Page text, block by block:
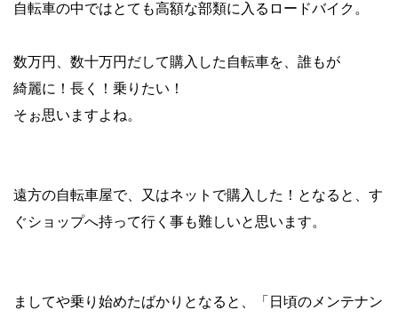
自転車の中ではとても高額な部類に入るロードバイク。
数万円、数十万円だして購入した自転車を、誰もが
綺麗に！長く！乗りたい！
そぉ思いますよね。
遠方の自転車屋で、又はネットで購入した！となると、す
ぐショップへ持って行く事も難しいと思います。
ましてや乗り始めたばかりとなると、「日頃のメンテナン